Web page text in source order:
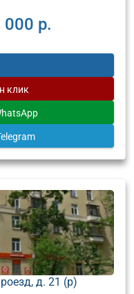
000 р.
клик
д. 21 (р)